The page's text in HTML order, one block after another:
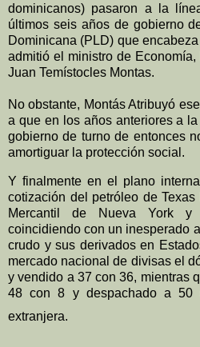
dominicanos) pasaron a la
últimos seis años de gobierno
Dominicana (PLD) que
admitió el ministro de
Juan Temístocles Montas.
No obstante, Montás Atribuyó
a que en los años anteriores a
gobierno de turno de entonces
amortiguar la protección social.
Y finalmente en el plano
cotización del petróleo de
Mercantil de Nueva York
coincidiendo con un inesperado
crudo y sus derivados en
mercado nacional de divisas el
y vendido a 37 con 36, mientras
48 con 8 y despachado a 50
extranjera.